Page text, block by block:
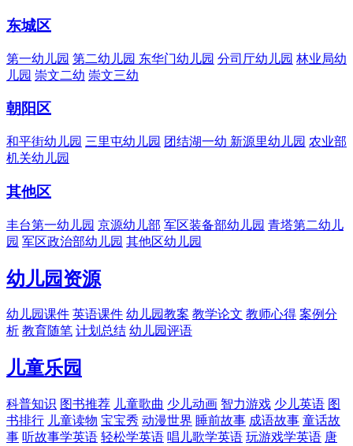
东城区
第一幼儿园 第二幼儿园 东华门幼儿园 分司厅幼儿园 林业局幼
儿园 崇文二幼 崇文三幼
朝阳区
和平街幼儿园 三里屯幼儿园 团结湖一幼 新源里幼儿园 农业部
机关幼儿园
其他区
丰台第一幼儿园 京源幼儿部 军区装备部幼儿园 青塔第二幼儿
园 军区政治部幼儿园 其他区幼儿园
幼儿园资源
幼儿园课件 英语课件 幼儿园教案 教学论文 教师心得 案例分
析 教育随笔 计划总结 幼儿园评语
儿童乐园
科普知识 图书推荐 儿童歌曲 少儿动画 智力游戏 少儿英语 图
书排行 儿童读物 宝宝秀 动漫世界 睡前故事 成语故事 童话故
事 听故事学英语 轻松学英语 唱儿歌学英语 玩游戏学英语 唐